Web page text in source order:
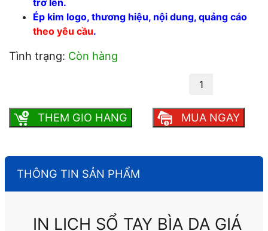
trở lên.
Ép kim logo, thương hiệu, nội dung, quảng cáo
theo yêu cầu.
Tình trạng: Còn hàng
THEM GIO HANG MUA NGAY
THÔNG TIN SẢN PHẨM
IN LỊCH SỔ TAY BÌA DA GIÁ